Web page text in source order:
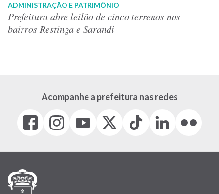
ADMINISTRAÇÃO E PATRIMÔNIO
Prefeitura abre leilão de cinco terrenos nos
bairros Restinga e Sarandi
Acompanhe a prefeitura nas redes
Facebook
(link
em
janela)
Instagram
(link
em
(link
em
(Antigo
(link
Tiktok
(link
em
LinkedIn
(link
em
(link
em